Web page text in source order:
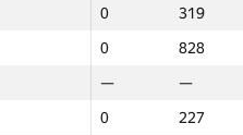
0
319
0
828
—
—
0
227
0
319
0
828
—
—
0
227